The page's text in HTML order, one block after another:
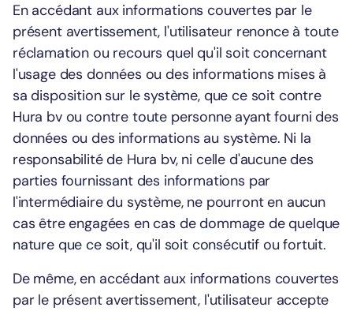
En accédant aux informations couvertes par le
présent avertissement, l'utilisateur renonce à toute
réclamation ou recours quel qu'il soit concernant
l'usage des données ou des informations mises à
sa disposition sur le système, que ce soit contre
Hura bv ou contre toute personne ayant fourni des
données ou des informations au système. Ni la
responsabilité de Hura bv, ni celle d'aucune des
parties fournissant des informations par
l'intermédiaire du système, ne pourront en aucun
cas être engagées en cas de dommage de quelque
nature que ce soit, qu'il soit consécutif ou fortuit.
De même, en accédant aux informations couvertes
par le présent avertissement, l'utilisateur accepte